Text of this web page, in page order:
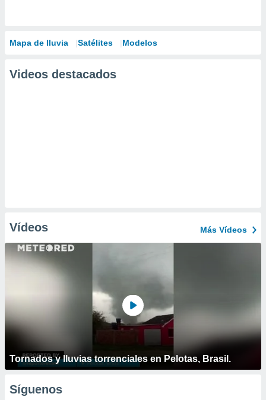
Mapa de lluvia Satélites Modelos
Videos destacados
Vídeos Más Vídeos
Tornados y lluvias torrenciales en Pelotas, Brasil.
Síguenos